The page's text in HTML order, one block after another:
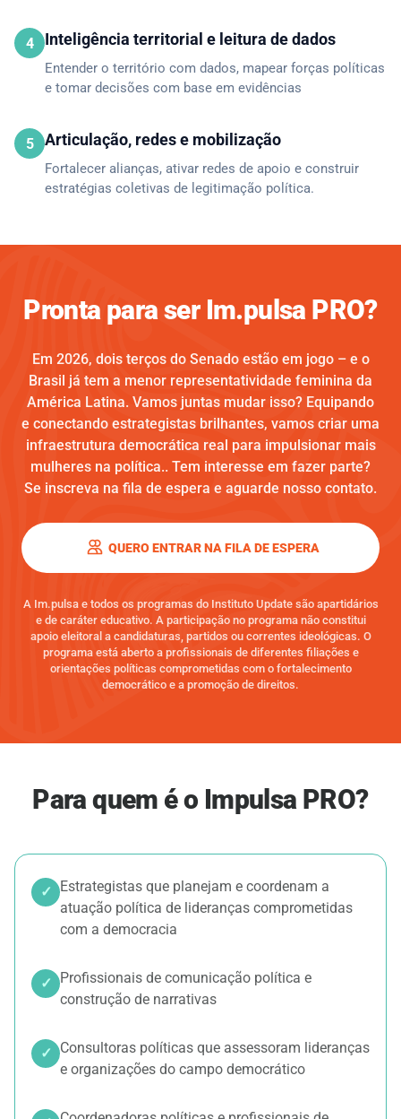
4 Inteligência territorial e leitura de dados
Entender o território com dados, mapear forças políticas
e tomar decisões com base em evidências
5 Articulação, redes e mobilização
Fortalecer alianças, ativar redes de apoio e construir
estratégias coletivas de legitimação política.
Pronta para ser Im.pulsa PRO?
Em 2026, dois terços do Senado estão em jogo – e o
Brasil já tem a menor representatividade feminina da
América Latina. Vamos juntas mudar isso? Equipando
e conectando estrategistas brilhantes, vamos criar uma
infraestrutura democrática real para impulsionar mais
mulheres na política.. Tem interesse em fazer parte?
Se inscreva na fila de espera e aguarde nosso contato.
QUERO ENTRAR NA FILA DE ESPERA
A Im.pulsa e todos os programas do Instituto Update são apartidários
e de caráter educativo. A participação no programa não constitui
apoio eleitoral a candidaturas, partidos ou correntes ideológicas. O
programa está aberto a profissionais de diferentes filiações e
orientações políticas comprometidas com o fortalecimento
democrático e a promoção de direitos.
Para quem é o Impulsa PRO?
✓
Estrategistas que planejam e coordenam a
atuação política de lideranças comprometidas
com a democracia
✓
Profissionais de comunicação política e
construção de narrativas
✓
Consultoras políticas que assessoram lideranças
e organizações do campo democrático